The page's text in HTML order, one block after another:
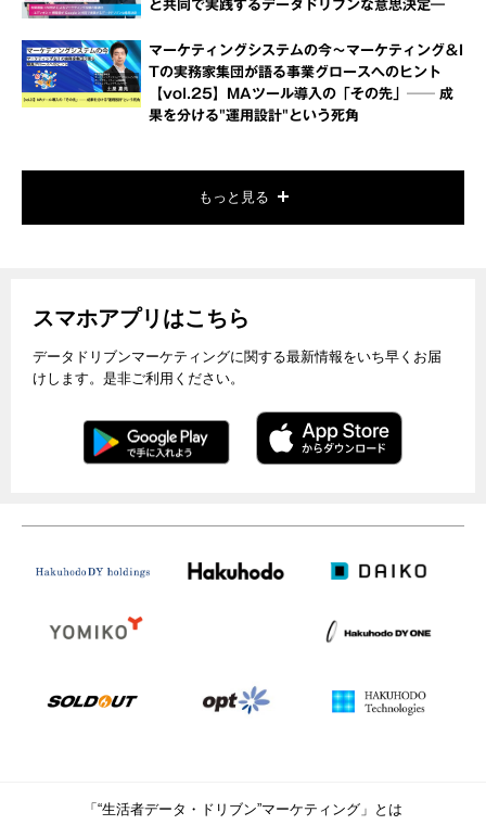
と共同で実践するデータドリブンな意思決定―
マーケティングシステムの今～マーケティング＆I
Tの実務家集団が語る事業グロースへのヒント
【vol.25】MAツール導入の「その先」── 成
果を分ける"運用設計"という死角
もっと見る
スマホアプリはこちら
データドリブンマーケティングに関する最新情報をいち早くお届
けします。是非ご利用ください。
「“生活者データ・ドリブン”マーケティング」とは